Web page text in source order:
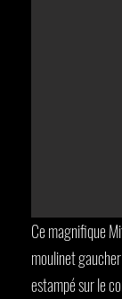
Ce magnifique
moulinet
estampé sur le